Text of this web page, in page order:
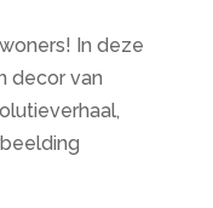
In deze
decor van